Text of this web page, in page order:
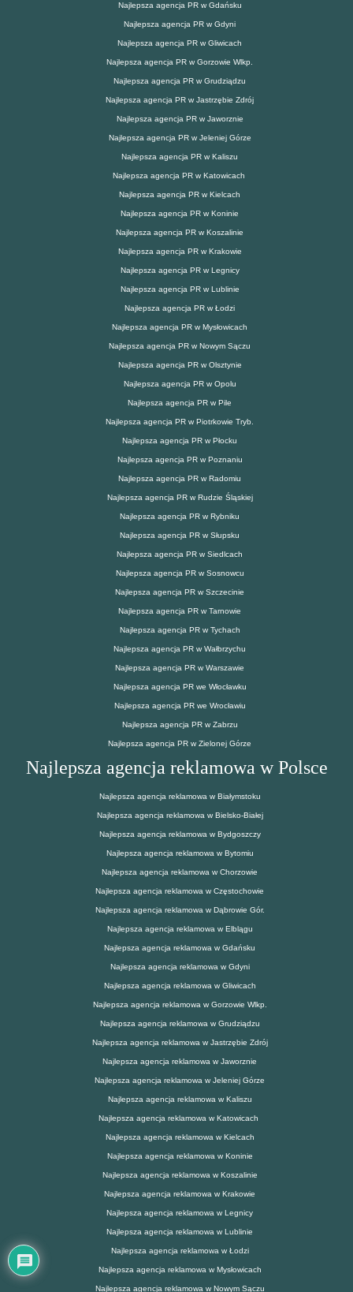
Najlepsza agencja PR w Gdańsku
Najlepsza agencja PR w Gdyni
Najlepsza agencja PR w Gliwicach
Najlepsza agencja PR w Gorzowie Wlkp.
Najlepsza agencja PR w Grudziądzu
Najlepsza agencja PR w Jastrzębie Zdrój
Najlepsza agencja PR w Jaworznie
Najlepsza agencja PR w Jeleniej Górze
Najlepsza agencja PR w Kaliszu
Najlepsza agencja PR w Katowicach
Najlepsza agencja PR w Kielcach
Najlepsza agencja PR w Koninie
Najlepsza agencja PR w Koszalinie
Najlepsza agencja PR w Krakowie
Najlepsza agencja PR w Legnicy
Najlepsza agencja PR w Lublinie
Najlepsza agencja PR w Łodzi
Najlepsza agencja PR w Mysłowicach
Najlepsza agencja PR w Nowym Sączu
Najlepsza agencja PR w Olsztynie
Najlepsza agencja PR w Opolu
Najlepsza agencja PR w Pile
Najlepsza agencja PR w Piotrkowie Tryb.
Najlepsza agencja PR w Płocku
Najlepsza agencja PR w Poznaniu
Najlepsza agencja PR w Radomiu
Najlepsza agencja PR w Rudzie Śląskiej
Najlepsza agencja PR w Rybniku
Najlepsza agencja PR w Słupsku
Najlepsza agencja PR w Siedlcach
Najlepsza agencja PR w Sosnowcu
Najlepsza agencja PR w Szczecinie
Najlepsza agencja PR w Tarnowie
Najlepsza agencja PR w Tychach
Najlepsza agencja PR w Wałbrzychu
Najlepsza agencja PR w Warszawie
Najlepsza agencja PR we Włocławku
Najlepsza agencja PR we Wrocławiu
Najlepsza agencja PR w Zabrzu
Najlepsza agencja PR w Zielonej Górze
Najlepsza agencja reklamowa w Polsce
Najlepsza agencja reklamowa w Białymstoku
Najlepsza agencja reklamowa w Bielsko-Białej
Najlepsza agencja reklamowa w Bydgoszczy
Najlepsza agencja reklamowa w Bytomiu
Najlepsza agencja reklamowa w Chorzowie
Najlepsza agencja reklamowa w Częstochowie
Najlepsza agencja reklamowa w Dąbrowie Gór.
Najlepsza agencja reklamowa w Elblągu
Najlepsza agencja reklamowa w Gdańsku
Najlepsza agencja reklamowa w Gdyni
Najlepsza agencja reklamowa w Gliwicach
Najlepsza agencja reklamowa w Gorzowie Wlkp.
Najlepsza agencja reklamowa w Grudziądzu
Najlepsza agencja reklamowa w Jastrzębie Zdrój
Najlepsza agencja reklamowa w Jaworznie
Najlepsza agencja reklamowa w Jeleniej Górze
Najlepsza agencja reklamowa w Kaliszu
Najlepsza agencja reklamowa w Katowicach
Najlepsza agencja reklamowa w Kielcach
Najlepsza agencja reklamowa w Koninie
Najlepsza agencja reklamowa w Koszalinie
Najlepsza agencja reklamowa w Krakowie
Najlepsza agencja reklamowa w Legnicy
Najlepsza agencja reklamowa w Lublinie
Najlepsza agencja reklamowa w Łodzi
Najlepsza agencja reklamowa w Mysłowicach
Najlepsza agencja reklamowa w Nowym Sączu